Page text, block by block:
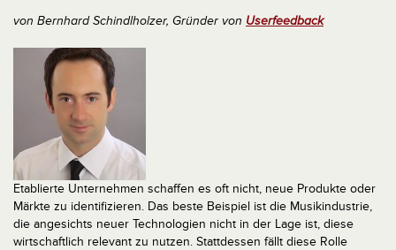
von Bernhard Schindlholzer, Gründer von Userfeedback
Etablierte Unternehmen schaffen es oft nicht, neue Produkte oder
Märkte zu identifizieren. Das beste Beispiel ist die Musikindustrie,
die angesichts neuer Technologien nicht in der Lage ist, diese
wirtschaftlich relevant zu nutzen. Stattdessen fällt diese Rolle